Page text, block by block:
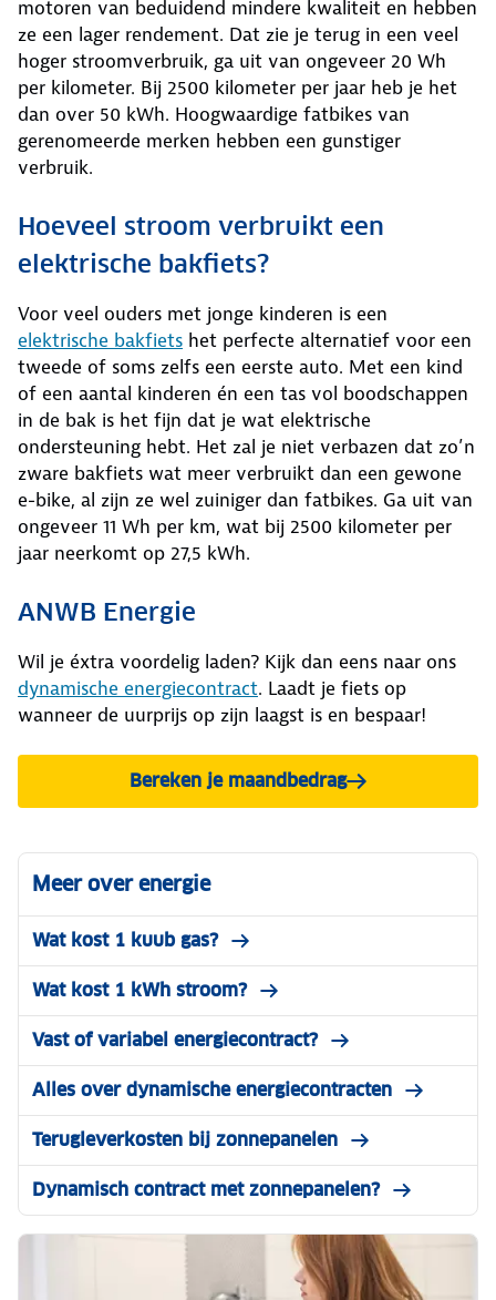
motoren van beduidend mindere kwaliteit en hebben
ze een lager rendement. Dat zie je terug in een veel
hoger stroomverbruik, ga uit van ongeveer 20 Wh
per kilometer. Bij 2500 kilometer per jaar heb je het
dan over 50 kWh. Hoogwaardige fatbikes van
gerenomeerde merken hebben een gunstiger
verbruik.
Hoeveel stroom verbruikt een
elektrische bakfiets?
Voor veel ouders met jonge kinderen is een
elektrische bakfiets het perfecte alternatief voor een
tweede of soms zelfs een eerste auto. Met een kind
of een aantal kinderen én een tas vol boodschappen
in de bak is het fijn dat je wat elektrische
ondersteuning hebt. Het zal je niet verbazen dat zo’n
zware bakfiets wat meer verbruikt dan een gewone
e-bike, al zijn ze wel zuiniger dan fatbikes. Ga uit van
ongeveer 11 Wh per km, wat bij 2500 kilometer per
jaar neerkomt op 27,5 kWh.
ANWB Energie
Wil je éxtra voordelig laden? Kijk dan eens naar ons
dynamische energiecontract. Laadt je fiets op
wanneer de uurprijs op zijn laagst is en bespaar!
Bereken je maandbedrag
Meer over energie
Wat kost 1 kuub gas?
Wat kost 1 kWh stroom?
Vast of variabel energiecontract?
Alles over dynamische energiecontracten
Terugleverkosten bij zonnepanelen
Dynamisch contract met zonnepanelen?